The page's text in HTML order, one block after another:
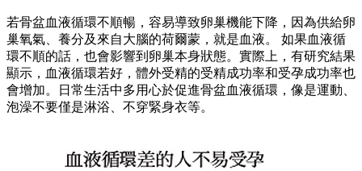
若骨盆血液循環不順暢，容易導致卵巢機能下降，因為供給卵
巢氧氣、養分及來自大腦的荷爾蒙，就是血液。 如果血液循
環不順的話，也會影響到卵巢本身狀態。實際上，有研究結果
顯示，血液循環若好，體外受精的受精成功率和受孕成功率也
會增加。日常生活中多用心於促進骨盆血液循環，像是運動、
泡澡不要僅是淋浴、不穿緊身衣等。